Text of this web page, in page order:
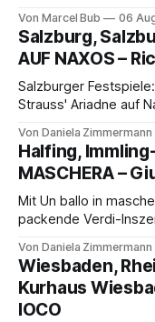
eine bildgewaltige
die komplexe Partitur
Franziskus.
Von Marcel Bub 06
Salzburg,
AUF NAXOS –
Salzburger
Strauss' Ariadne auf
Aufführung mit
Philharmonikern,
hinter den
Von Daniela Zimmermann
Halfing,
MASCHERA –
Mit Un ballo in
packende Verdi-
psychologische Tiefe
einem spielfreudigen
überzeugenden
Von Daniela Zimmermann
Wiesbaden,
Kurhaus
IOCO